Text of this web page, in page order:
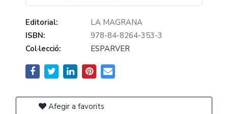
Editorial:
LA MAGRANA
ISBN:
978-84-8264-353-3
Col·lecció:
ESPARVER
Afegir a favorits